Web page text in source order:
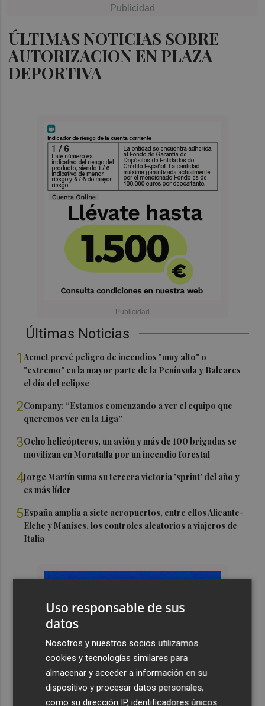
ÚLTIMAS NOTICIAS SOBRE
AUTORIZACION EN PLAZA
DEPORTIVA
Últimas Noticias
1Aemet prevé peligro de incendios "muy alto" o
"extremo" en la mayor parte de la Península y Baleares
el día del eclipse
2Company: “Estamos comenzando a ver el equipo que
queremos ver en la Liga”
3Ocho helicópteros, un avión y más de 100 brigadas se
movilizan en Moratalla por un incendio forestal
4Jorge Martín suma su tercera victoria 'sprint' del año y
es más líder
5España amplía a siete aeropuertos, entre ellos Alicante-
Elche y Manises, los controles aleatorios a viajeros de
Italia
Uso responsable de sus
datos
Nosotros y nuestros socios utilizamos
cookies y tecnologías similares para
almacenar y acceder a información en su
dispositivo y procesar datos personales,
como su dirección IP, identificadores únicos